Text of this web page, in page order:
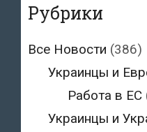
Рубрики
Все Новости (386)
Украинцы и
Работа в ЕС
Украинцы и